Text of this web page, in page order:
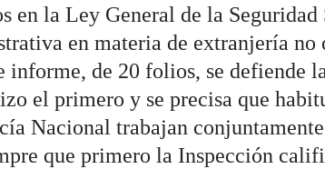
en la Ley General de la
en materia de extranjería no
informe, de 20 folios, se defiende
el primero y se precisa que
Nacional trabajan
que primero la Inspección